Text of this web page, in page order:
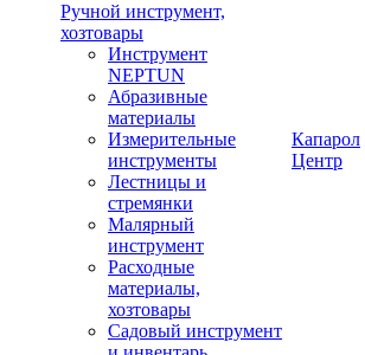
Ручной инструмент,
хозтовары
Инструмент
NEPTUN
Абразивные
материалы
Измерительные
инструменты
Лестницы и
стремянки
Малярный
инструмент
Расходные
материалы,
хозтовары
Садовый инструмент
Капарол
Центр